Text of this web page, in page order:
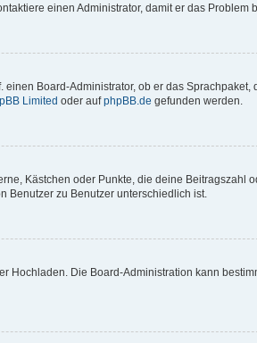
einen Administrator, damit er das Problem
Board-Administrator, ob er das Sprachpaket,
Limited oder aufphpBB.de gefunden werden.
Kästchen oder Punkte, die deine Beitragszahl
Benutzer zu Benutzer unterschiedlich ist.
Hochladen. Die Board-Administration kann